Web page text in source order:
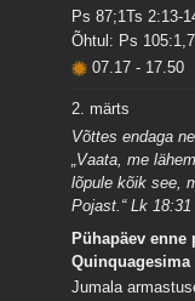
Ps 87;1Ts 2:13-
Õhtul: Ps
07.17- 17.50
2. märts
Võttes endaga
„Vaata, me
lõpule kõik see,
Pojast.“ Lk 18:31
Pühapäev enne
Quinquagesima
Jumala